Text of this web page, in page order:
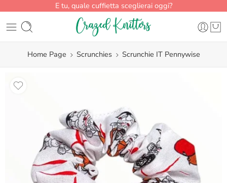
E tu, quale cuffietta sceglierai oggi?
Home Page Scrunchies Scrunchie IT Pennywise